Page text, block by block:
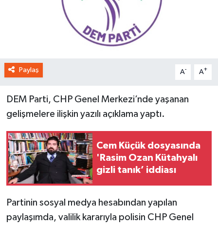
Paylaş A- A+
DEM Parti, CHP Genel Merkezi’nde yaşanan
gelişmelere ilişkin yazılı açıklama yaptı.
Cem Küçük dosyasında
'Rasim Ozan Kütahyalı
gizli tanık’ iddiası
Partinin sosyal medya hesabından yapılan
paylaşımda, valilik kararıyla polisin CHP Genel